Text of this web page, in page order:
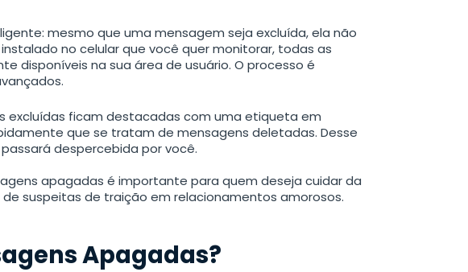
mesmo que uma mensagem seja excluída, ela não
no celular que você quer monitorar, todas as
disponíveis na sua área de usuário. O processo é
excluídas ficam destacadas com uma etiqueta em
que se tratam de mensagens deletadas. Desse
despercebida por você.
apagadas é importante para quem deseja cuidar da
suspeitas de traição em relacionamentos amorosos.
Apagadas?